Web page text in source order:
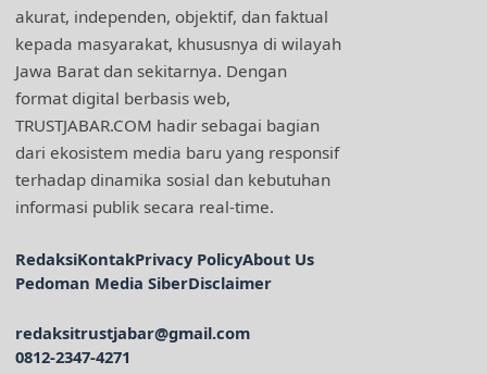
akurat, independen, objektif, dan faktual
kepada masyarakat, khususnya di wilayah
Jawa Barat dan sekitarnya. Dengan
format digital berbasis web,
TRUSTJABAR.COM hadir sebagai bagian
dari ekosistem media baru yang responsif
terhadap dinamika sosial dan kebutuhan
informasi publik secara real-time.
RedaksiKontakPrivacy PolicyAbout Us
Pedoman Media SiberDisclaimer
redaksitrustjabar@gmail.com
0812-2347-4271